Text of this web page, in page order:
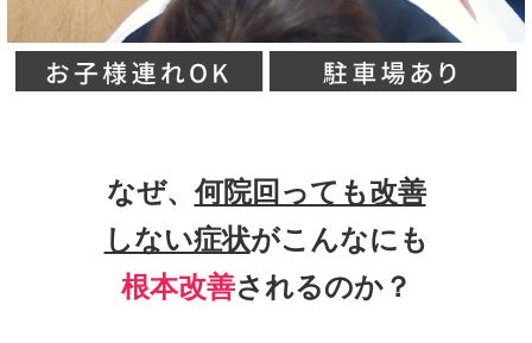
なぜ、何院回っても改善
しない症状がこんなにも
根本改善されるのか？